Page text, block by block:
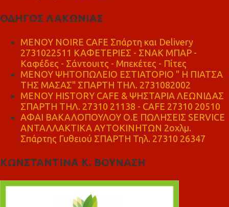
ΟΔΗΓΟΣ ΛΑΚΩΝΙΑΣ
MENOY NOIRE CAFE Σπάρτη και Delivery
2731022511 ΚΑΦΕΤΕΡΙΕΣ - ΣΝΑΚ ΜΠΑΡ -
Καφέδες - Σάντουιτς - Μπεκέτες - Πίτες
ΜΕΝΟΥ ΨΗΤΟΠΩΛΕΙΟ ΕΣΤΙΑΤΟΡΙΟ " Η ΠΙΑΤΣΑ
ΤΗΣ ΜΑΣΑΣ" ΣΠΑΡΤΗ ΤΗΛ. 2731082002
ΜΕΝΟΥ HISTORY CAFE & ΨΗΣΤΑΡΙΑ ΛΕΩΝΙΔΑΣ
ΣΠΑΡΤΗ ΤΗΛ. 27310 21138 - CAFE 27310 20510
ΑΦΑΙ ΒΑΚΑΛΟΠΟΥΛΟΥ Ο.Ε ΠΩΛΗΣΕΙΣ SERVICE
ΑΝΤΑΛΛΑΚΤΙΚΑ ΑΥΤΟΚΙΝΗΤΩΝ 2οχλμ.
Σπάρτης Γυθειού ΣΠΑΡΤΗ Τηλ. 27310 26347
ΚΩΝΣΤΑΝΤΙΝΑ Κ. ΒΟΥΝΑΣΗ